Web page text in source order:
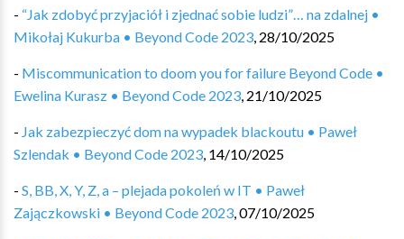
- “Jak zdobyć przyjaciół i zjednać sobie ludzi”… na zdalnej •
Mikołaj Kukurba • Beyond Code 2023, 28/10/2025
- Miscommunication to doom you for failure Beyond Code •
Ewelina Kurasz • Beyond Code 2023, 21/10/2025
- Jak zabezpieczyć dom na wypadek blackoutu • Paweł
Szlendak • Beyond Code 2023, 14/10/2025
- S, BB, X, Y, Z, a – plejada pokoleń w IT • Paweł
Zajączkowski • Beyond Code 2023,07/10/2025